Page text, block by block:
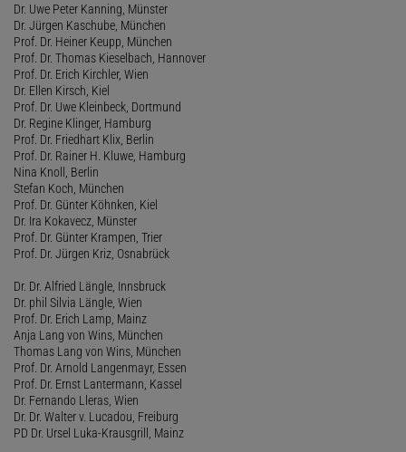
Dr. Uwe Peter Kanning, Münster
Dr. Jürgen Kaschube, München
Prof. Dr. Heiner Keupp, München
Prof. Dr. Thomas Kieselbach, Hannover
Prof. Dr. Erich Kirchler, Wien
Dr. Ellen Kirsch, Kiel
Prof. Dr. Uwe Kleinbeck, Dortmund
Dr. Regine Klinger, Hamburg
Prof. Dr. Friedhart Klix, Berlin
Prof. Dr. Rainer H. Kluwe, Hamburg
Nina Knoll, Berlin
Stefan Koch, München
Prof. Dr. Günter Köhnken, Kiel
Dr. Ira Kokavecz, Münster
Prof. Dr. Günter Krampen, Trier
Prof. Dr. Jürgen Kriz, Osnabrück
Dr. Dr. Alfried Längle, Innsbruck
Dr. phil Silvia Längle, Wien
Prof. Dr. Erich Lamp, Mainz
Anja Lang von Wins, München
Thomas Lang von Wins, München
Prof. Dr. Arnold Langenmayr, Essen
Prof. Dr. Ernst Lantermann, Kassel
Dr. Fernando Lleras, Wien
Dr. Dr. Walter v. Lucadou, Freiburg
PD Dr. Ursel Luka-Krausgrill, Mainz